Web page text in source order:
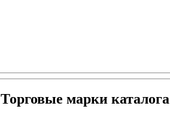
Торговые марки каталога